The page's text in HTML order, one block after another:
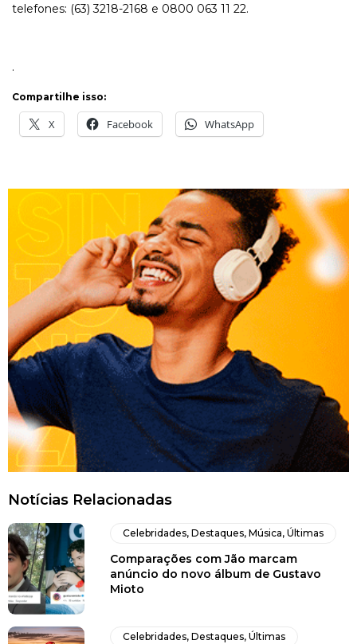
telefones: (63) 3218-2168 e 0800 063 11 22.
.
Compartilhe isso:
X Facebook WhatsApp
Notícias Relacionadas
Celebridades,Destaques,Música,Últimas
Comparações com Jão marcam
anúncio do novo álbum de Gustavo
Mioto
Celebridades,Destaques,Últimas